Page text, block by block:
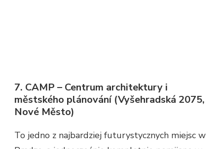
7. CAMP – Centrum architektury i
městského plánování (Vyšehradská 2075,
Nové Město)
To jedno z najbardziej futurystycznych miejsc w